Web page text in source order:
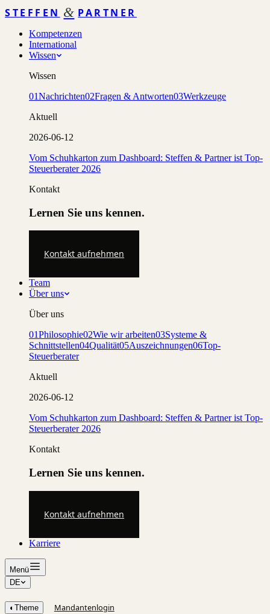
STEFFEN & PARTNER
Kompetenzen
International
Wissen
Wissen
01Nachrichten02Fragen & Antworten03Werkzeuge
Aktuell
2026-06-12
Vom Schuhkarton zum Dashboard: Steffen & Partner ist Top-
Steuerberater 2026
Kontakt
Lernen Sie uns kennen.
Kontakt aufnehmen
Team
Über uns
Über uns
01Philosophie02Wie wir arbeiten03Systeme &
Schnittstellen04Qualität05Auszeichnungen06Top-
Steuerberater
Aktuell
2026-06-12
Vom Schuhkarton zum Dashboard: Steffen & Partner ist Top-
Steuerberater 2026
Kontakt
Lernen Sie uns kennen.
Kontakt aufnehmen
Karriere
Menü
DE
◐ Theme Mandantenlogin